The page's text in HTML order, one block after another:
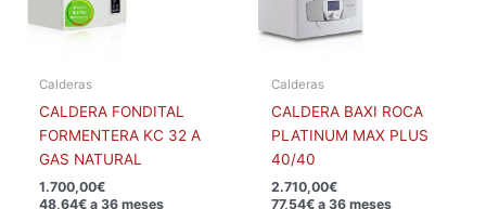
Calderas
CALDERA FONDITAL
FORMENTERA KC 32 A
GAS NATURAL
1.700,00€
48,64€ a 36 meses
Calderas
CALDERA BAXI ROCA
PLATINUM MAX PLUS
40/40
2.710,00€
77,54€ a 36 meses